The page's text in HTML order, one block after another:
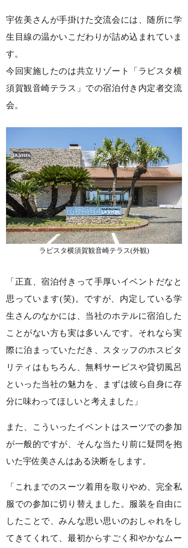
宇佐美さんが手掛けた交流会には、随所に学
生目線の温かいこだわりが詰め込まれていま
す。
今回実施したのは共立リゾート「ラビスタ横
須賀観音崎テラス」での宿泊付き内定者交流
会。
ラビスタ横須賀観音崎テラス(外観)
「正直、宿泊付きって手厚いイベントだなと
思っています(笑)。ですが、内定している学
生さんのなかには、当社のホテルに宿泊した
ことがない方も実は多いんです。それなら実
際に泊まっていただき、スタッフのホスピタ
リティはもちろん、無料サービスや貸切風呂
といった当社の魅力を、まずは彼ら自身に存
分に味わってほしいと考えました」
また、こういったイベントはスーツでの参加
が一般的ですが、そんな当たり前に疑問を抱
いた宇佐美さんはある決断をします。
「これまでのスーツ着用を取りやめ、完全私
服での参加に切り替えました。服装を自由に
したことで、みんな思い思いのおしゃれをし
てきてくれて、最初からすごく和やかなムー